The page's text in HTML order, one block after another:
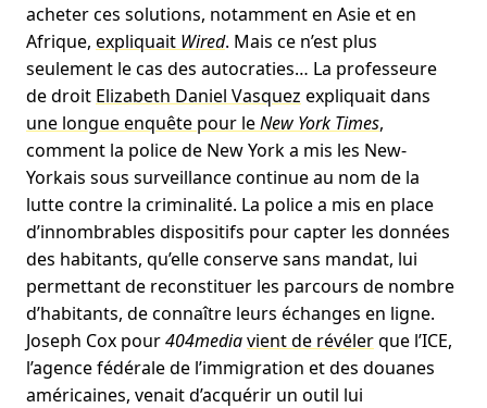
acheter ces solutions, notamment en Asie et en
Afrique, expliquait Wired. Mais ce n’est plus
seulement le cas des autocraties… La professeure
de droit Elizabeth Daniel Vasquez expliquait dans
une longue enquête pour leNew York Times,
comment la police de New York a mis les New-
Yorkais sous surveillance continue au nom de la
lutte contre la criminalité. La police a mis en place
d’innombrables dispositifs pour capter les données
des habitants, qu’elle conserve sans mandat, lui
permettant de reconstituer les parcours de nombre
d’habitants, de connaître leurs échanges en ligne.
Joseph Cox pour404mediavient de révélerque l’ICE,
l’agence fédérale de l’immigration et des douanes
américaines, venait d’acquérir un outil lui